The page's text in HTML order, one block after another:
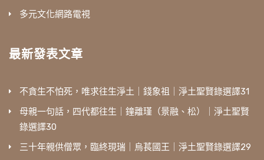
多元文化網路電視
最新發表文章
不貪生不怕死，唯求往生淨土｜錢象祖｜淨土聖賢錄選譯31
母親一句話，四代都往生｜鐘離瑾（景融、松）｜淨土聖賢
錄選譯30
三十年親供僧眾，臨終現瑞｜烏萇國王｜淨土聖賢錄選譯29